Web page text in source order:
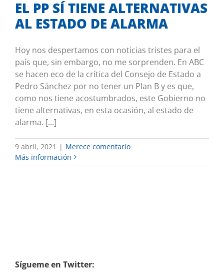
EL PP SÍ TIENE ALTERNATIVAS
AL ESTADO DE ALARMA
Hoy nos despertamos con noticias tristes para el
país que, sin embargo, no me sorprenden. En ABC
se hacen eco de la crítica del Consejo de Estado a
Pedro Sánchez por no tener un Plan B y es que,
como nos tiene acostumbrados, este Gobierno no
tiene alternativas, en esta ocasión, al estado de
alarma. [...]
9 abril, 2021 | Merece comentario
Más información
Sígueme en Twitter: